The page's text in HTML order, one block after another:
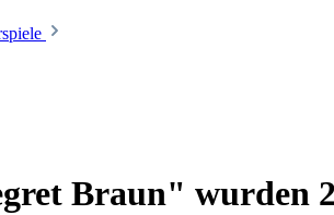
Braun" wurden